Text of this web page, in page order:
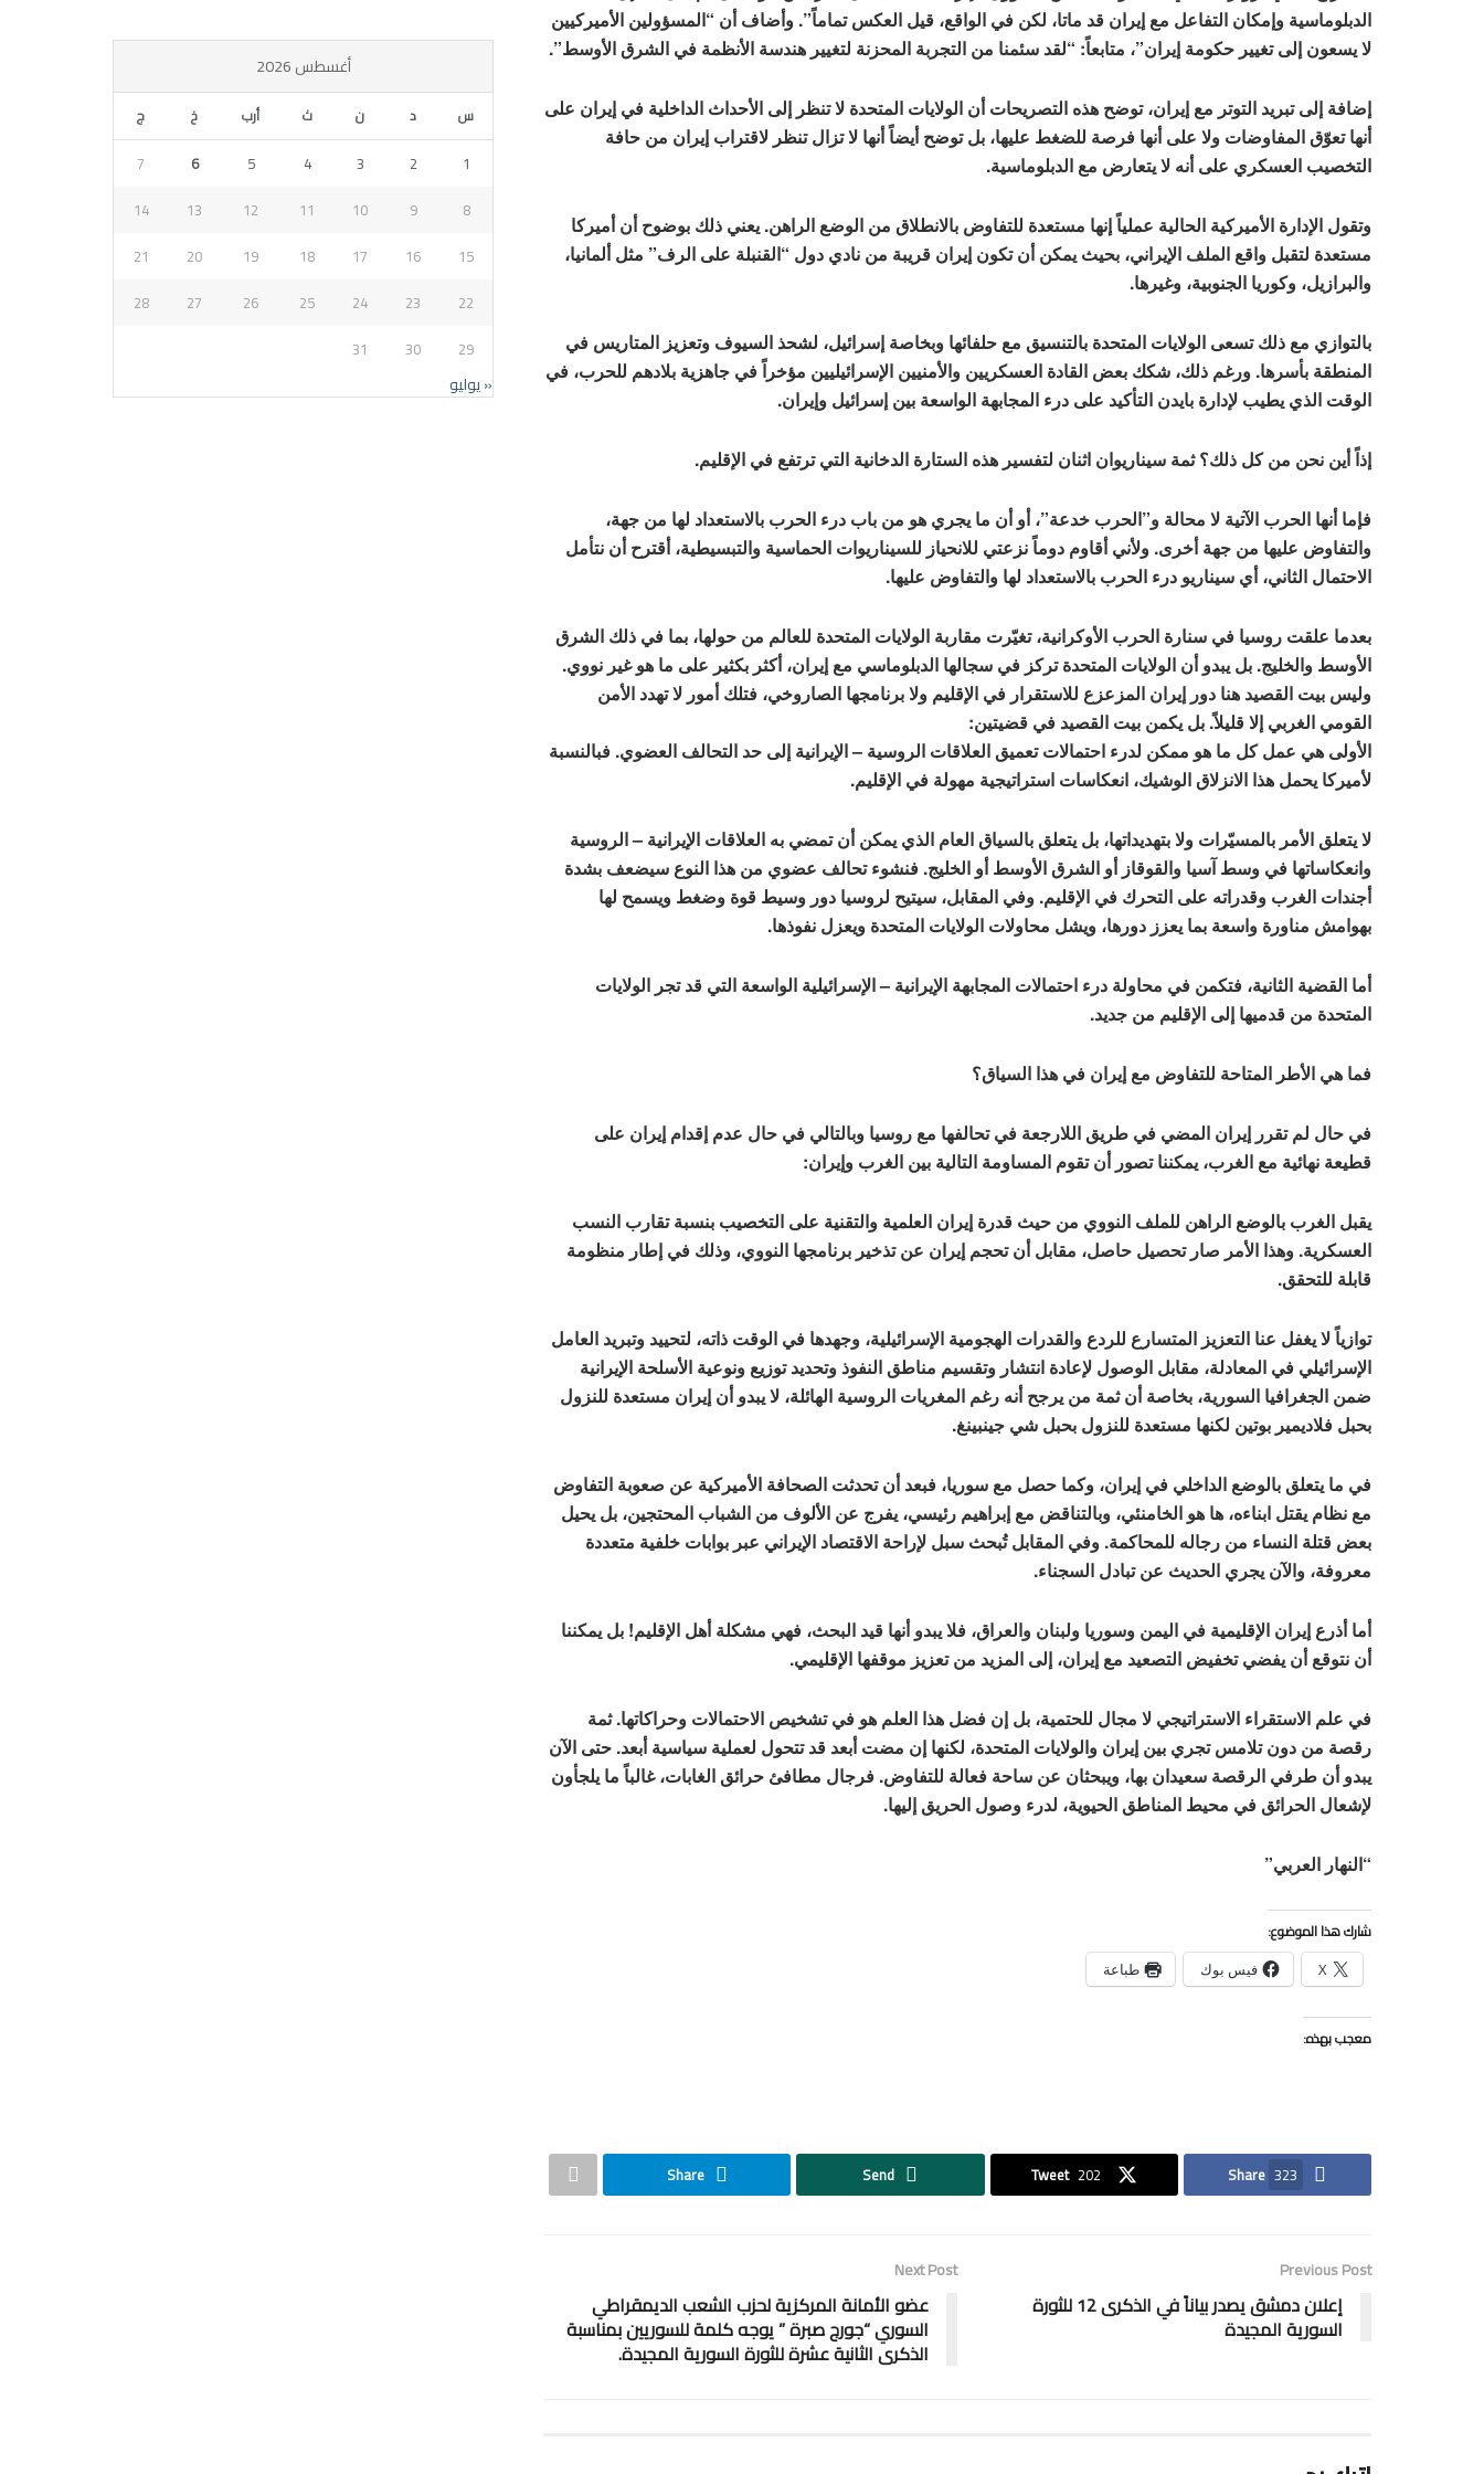
الدبلوماسية وإمكان التفاعل مع إيران قد ماتا، لكن في الواقع، قيل العكس تماماً”. وأضاف أن “المسؤولين الأميركيين
لا يسعون إلى تغيير حكومة إيران”، متابعاً: “لقد سئمنا من التجربة المحزنة لتغيير هندسة الأنظمة في الشرق الأوسط”.
إضافة إلى تبريد التوتر مع إيران، توضح هذه التصريحات أن الولايات المتحدة لا تنظر إلى الأحداث الداخلية في إيران على
أنها تعوّق المفاوضات ولا على أنها فرصة للضغط عليها، بل توضح أيضاً أنها لا تزال تنظر لاقتراب إيران من حافة
التخصيب العسكري على أنه لا يتعارض مع الدبلوماسية.
وتقول الإدارة الأميركية الحالية عملياً إنها مستعدة للتفاوض بالانطلاق من الوضع الراهن. يعني ذلك بوضوح أن أميركا
مستعدة لتقبل واقع الملف الإيراني، بحيث يمكن أن تكون إيران قريبة من نادي دول “القنبلة على الرف” مثل ألمانيا،
والبرازيل، وكوريا الجنوبية، وغيرها.
بالتوازي مع ذلك تسعى الولايات المتحدة بالتنسيق مع حلفائها وبخاصة إسرائيل، لشحذ السيوف وتعزيز المتاريس في
المنطقة بأسرها. ورغم ذلك، شكك بعض القادة العسكريين والأمنيين الإسرائيليين مؤخراً في جاهزية بلادهم للحرب، في
الوقت الذي يطيب لإدارة بايدن التأكيد على درء المجابهة الواسعة بين إسرائيل وإيران.
إذاً أين نحن من كل ذلك؟ ثمة سيناريوان اثنان لتفسير هذه الستارة الدخانية التي ترتفع في الإقليم.
فإما أنها الحرب الآتية لا محالة و”الحرب خدعة”، أو أن ما يجري هو من باب درء الحرب بالاستعداد لها من جهة،
والتفاوض عليها من جهة أخرى. ولأني أقاوم دوماً نزعتي للانحياز للسيناريوات الحماسية والتبسيطية، أقترح أن نتأمل
الاحتمال الثاني، أي سيناريو درء الحرب بالاستعداد لها والتفاوض عليها.
بعدما علقت روسيا في سنارة الحرب الأوكرانية، تغيّرت مقاربة الولايات المتحدة للعالم من حولها، بما في ذلك الشرق
الأوسط والخليج. بل يبدو أن الولايات المتحدة تركز في سجالها الدبلوماسي مع إيران، أكثر بكثير على ما هو غير نووي.
وليس بيت القصيد هنا دور إيران المزعزع للاستقرار في الإقليم ولا برنامجها الصاروخي، فتلك أمور لا تهدد الأمن
القومي الغربي إلا قليلاً. بل يكمن بيت القصيد في قضيتين:
الأولى هي عمل كل ما هو ممكن لدرء احتمالات تعميق العلاقات الروسية – الإيرانية إلى حد التحالف العضوي. فبالنسبة
لأميركا يحمل هذا الانزلاق الوشيك، انعكاسات استراتيجية مهولة في الإقليم.
لا يتعلق الأمر بالمسيّرات ولا بتهديداتها، بل يتعلق بالسياق العام الذي يمكن أن تمضي به العلاقات الإيرانية – الروسية
وانعكاساتها في وسط آسيا والقوقاز أو الشرق الأوسط أو الخليج. فنشوء تحالف عضوي من هذا النوع سيضعف بشدة
أجندات الغرب وقدراته على التحرك في الإقليم. وفي المقابل، سيتيح لروسيا دور وسيط قوة وضغط ويسمح لها
بهوامش مناورة واسعة بما يعزز دورها، ويشل محاولات الولايات المتحدة ويعزل نفوذها.
أما القضية الثانية، فتكمن في محاولة درء احتمالات المجابهة الإيرانية – الإسرائيلية الواسعة التي قد تجر الولايات
المتحدة من قدميها إلى الإقليم من جديد.
فما هي الأطر المتاحة للتفاوض مع إيران في هذا السياق؟
في حال لم تقرر إيران المضي في طريق اللارجعة في تحالفها مع روسيا وبالتالي في حال عدم إقدام إيران على
قطيعة نهائية مع الغرب، يمكننا تصور أن تقوم المساومة التالية بين الغرب وإيران:
يقبل الغرب بالوضع الراهن للملف النووي من حيث قدرة إيران العلمية والتقنية على التخصيب بنسبة تقارب النسب
العسكرية. وهذا الأمر صار تحصيل حاصل، مقابل أن تحجم إيران عن تذخير برنامجها النووي، وذلك في إطار منظومة
قابلة للتحقق.
توازياً لا يغفل عنا التعزيز المتسارع للردع والقدرات الهجومية الإسرائيلية، وجهدها في الوقت ذاته، لتحييد وتبريد العامل
الإسرائيلي في المعادلة، مقابل الوصول لإعادة انتشار وتقسيم مناطق النفوذ وتحديد توزيع ونوعية الأسلحة الإيرانية
ضمن الجغرافيا السورية، بخاصة أن ثمة من يرجح أنه رغم المغريات الروسية الهائلة، لا يبدو أن إيران مستعدة للنزول
بحبل فلاديمير بوتين لكنها مستعدة للنزول بحبل شي جينبينغ.
في ما يتعلق بالوضع الداخلي في إيران، وكما حصل مع سوريا، فبعد أن تحدثت الصحافة الأميركية عن صعوبة التفاوض
مع نظام يقتل ابناءه، ها هو الخامنئي، وبالتناقض مع إبراهيم رئيسي، يفرج عن الألوف من الشباب المحتجين، بل يحيل
بعض قتلة النساء من رجاله للمحاكمة. وفي المقابل تُبحث سبل لإراحة الاقتصاد الإيراني عبر بوابات خلفية متعددة
معروفة، والآن يجري الحديث عن تبادل السجناء.
أما أذرع إيران الإقليمية في اليمن وسوريا ولبنان والعراق، فلا يبدو أنها قيد البحث، فهي مشكلة أهل الإقليم! بل يمكننا
أن نتوقع أن يفضي تخفيض التصعيد مع إيران، إلى المزيد من تعزيز موقفها الإقليمي.
في علم الاستقراء الاستراتيجي لا مجال للحتمية، بل إن فضل هذا العلم هو في تشخيص الاحتمالات وحراكاتها. ثمة
رقصة من دون تلامس تجري بين إيران والولايات المتحدة، لكنها إن مضت أبعد قد تتحول لعملية سياسية أبعد. حتى الآن
يبدو أن طرفي الرقصة سعيدان بها، ويبحثان عن ساحة فعالة للتفاوض. فرجال مطافئ حرائق الغابات، غالباً ما يلجأون
لإشعال الحرائق في محيط المناطق الحيوية، لدرء وصول الحريق إليها.
“النهار العربي”
شارك هذا الموضوع:
X فيس بوك طباعة
معجب بهذه:
Share 323
Tweet 202
Send
Share
Previous Post
إعلان دمشق يصدر بياناً في الذكرى 12 للثورة
السورية المجيدة
Next Post
عضو الأمانة المركزية لحزب الشعب الديمقراطي
السوري “جورج صبرة ” يوجه كلمة للسوريين بمناسبة
الذكرى الثانية عشرة للثورة السورية المجيدة.
أغسطس 2026
س د ن ث أرب خ ج
1
2
3
4
5
6
7
8
9
10
11
12
13
14
15
16
17
18
19
20
21
22
23
24
25
26
27
28
29
30
31
« يوليو